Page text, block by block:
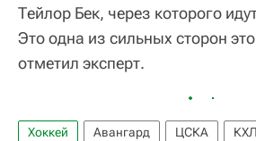
Тейлор Бек, через которого
Это одна из сильных сторон
отметил эксперт.
Хоккей Авангард ЦСКА